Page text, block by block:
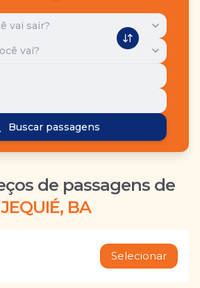
vai sair?
vai?
Buscar passagens
de passagens de
JEQUIÉ, BA
Selecionar